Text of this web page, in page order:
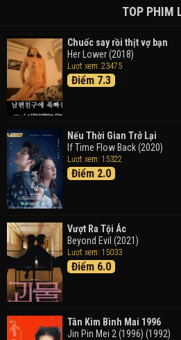
Takas (2024)
Thám Tử Lừng Danh
Đen
Detective Conan: Black
Trong Tranh
Doraemon the Movie:
Tháng Ngày Tươi Đẹp
TOP PHIM
Chuốc say rồi thịt vợ bạn
Her Lower (2018)
Lượt xem: 23475
Điểm 7.3
Nếu Thời Gian Trở Lại
If Time Flow Back (2020)
Lượt xem: 15322
Điểm 2.0
Vượt Ra Tội Ác
Beyond Evil (2021)
Lượt xem: 15033
Điểm 6.0
Tân Kim Bình Mai 1996
Jin Pin Mei 2 (1996) (1992)